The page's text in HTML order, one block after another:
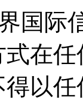
国际
在
以